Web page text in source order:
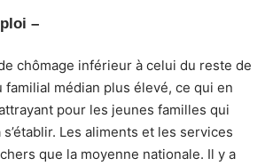
–
chômage inférieur à celui du reste de
familial médian plus élevé, ce qui en
pour les jeunes familles qui
Les aliments et les services
que la moyenne nationale. Il y a